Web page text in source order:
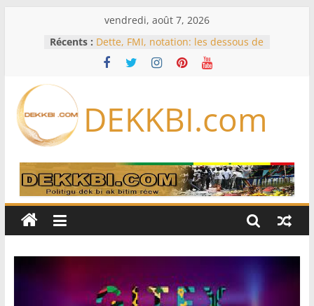
vendredi, août 7, 2026
Récents : Dette, FMI, notation: les dessous de
l’effondrement des IDE au
Sénégal…comment le Sénégal est
Bénin: Patrice Talon élu président
du Sénat, moins de trois mois
Pakistan et la Turquie signent un
accord de défense
RD Congo: Kinshasa interdit les
exportations de cuivre et de cobalt
production
d’enquête à l’ordre du jour ce lundi
DEKKBI.com